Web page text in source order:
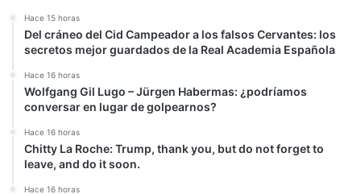
Hace 15 horas
Del cráneo del Cid Campeador a los falsos Cervantes: los
secretos mejor guardados de la Real Academia Española
Hace 16 horas
Wolfgang Gil Lugo – Jürgen Habermas: ¿podríamos
conversar en lugar de golpearnos?
Hace 16 horas
Chitty La Roche: Trump, thank you, but do not forget to
leave, and do it soon.
Hace 16 horas